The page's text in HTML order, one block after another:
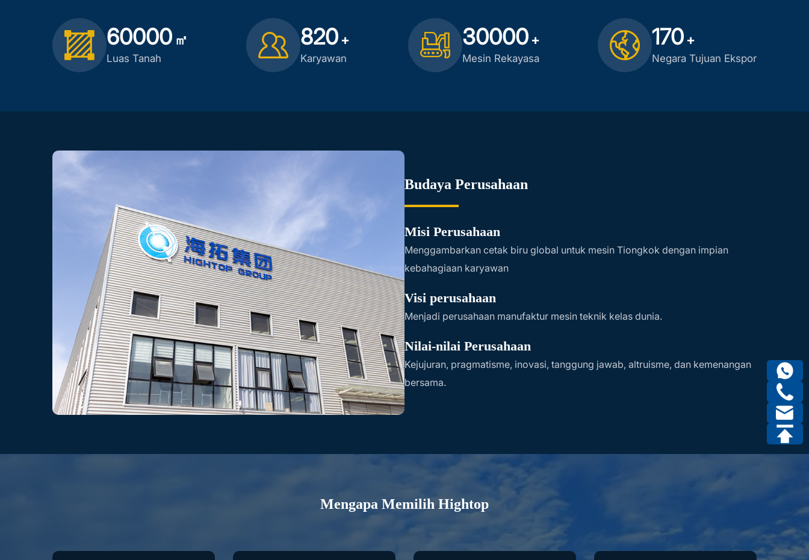
60000 ㎡
Luas Tanah
820 +
Karyawan
30000 +
Mesin Rekayasa
170 +
Negara Tujuan Ekspor
Budaya Perusahaan
Misi Perusahaan
Menggambarkan cetak biru global untuk mesin Tiongkok dengan impian
kebahagiaan karyawan
Visi perusahaan
Menjadi perusahaan manufaktur mesin teknik kelas dunia.
Nilai-nilai Perusahaan
Kejujuran, pragmatisme, inovasi, tanggung jawab, altruisme, dan kemenangan
bersama.
Mengapa Memilih Hightop